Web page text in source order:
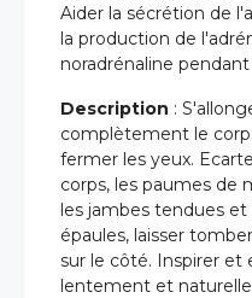
Aider la sécrétion de
la production de
noradrénaline pendant
Description :
complètement le
fermer les yeux.
corps, les paumes de
les jambes tendues
épaules, laisser
sur le côté. Inspirer et
lentement et